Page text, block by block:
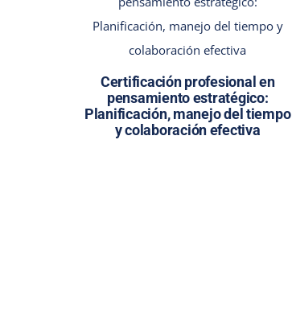
Certificación profesional en
pensamiento estratégico:
Planificación, manejo del tiempo
y colaboración efectiva